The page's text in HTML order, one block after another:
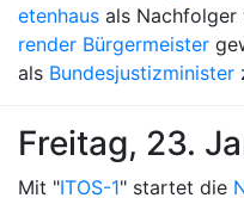
etenhaus als Nachfolger
render Bürgermeister
als Bundesjustizminister
Freitag, 23.
Mit "ITOS-1" startet die